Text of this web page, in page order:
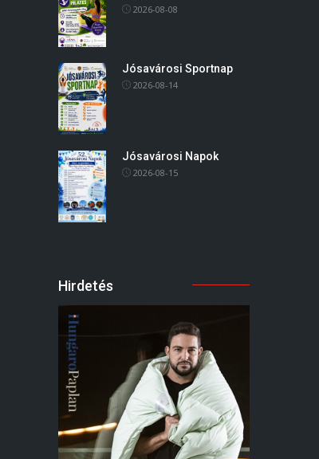
2026-08-08
Jósavárosi Sportnap
2026-08-14
Jósavárosi Napok
2026-08-15
Hirdetés